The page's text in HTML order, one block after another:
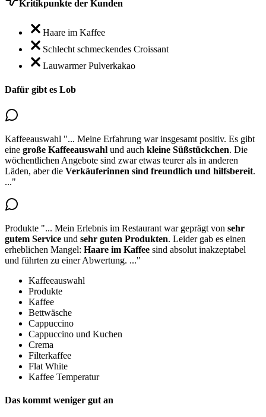
Kritikpunkte der Kunden
Haare im Kaffee
Schlecht schmeckendes Croissant
Lauwarmer Pulverkakao
Dafür gibt es Lob
Kaffeeauswahl "... Meine Erfahrung war insgesamt positiv. Es gibt
eine große Kaffeeauswahl und auch kleine Süßstückchen. Die
wöchentlichen Angebote sind zwar etwas teurer als in anderen
Läden, aber die Verkäuferinnen sind freundlich und hilfsbereit.
..."
Produkte "... Mein Erlebnis im Restaurant war geprägt von sehr
gutem Service und sehr guten Produkten. Leider gab es einen
erheblichen Mangel: Haare im Kaffee sind absolut inakzeptabel
und führten zu einer Abwertung. ..."
Kaffeeauswahl
Produkte
Kaffee
Bettwäsche
Cappuccino
Cappuccino und Kuchen
Crema
Filterkaffee
Flat White
Kaffee Temperatur
Das kommt weniger gut an